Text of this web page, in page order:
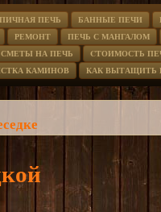
ПЕЧЬ БАННЫЕ ПЕЧИ
РЕМОНТ ПЕЧЬ С МАНГАЛОМ
СМЕТЫ НА ПЕЧЬ CТОИМОСТЬ
КАМИНОВ КАК ВЫТАЩИТЬ